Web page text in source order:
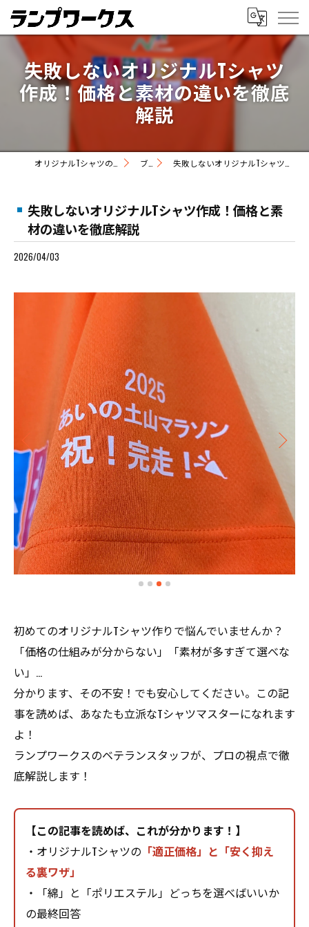
失敗しないオリジナルTシャツ
作成！価格と素材の違いを徹底
解説
ブログ 失敗しないオリジナルTシャツ作成！価格と素材の違いを徹底解説
失敗しないオリジナルTシャツ作成！価格と素
材の違いを徹底解説
2026/04/03
初めてのオリジナルTシャツ作りで悩んでいませんか？
「価格の仕組みが分からない」「素材が多すぎて選べな
い」...
分かります、その不安！でも安心してください。この記
事を読めば、あなたも立派なTシャツマスターになれます
よ！
ランプワークスのベテランスタッフが、プロの視点で徹
底解説します！
【この記事を読めば、これが分かります！】
・オリジナルTシャツの 「適正価格」と「安く抑え
る裏ワザ」
・「綿」と「ポリエステル」どっちを選べばいいか
の最終回答